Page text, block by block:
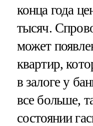
конца года
тысяч.
может
квартир,
в залоге у
все больше,
состоянии